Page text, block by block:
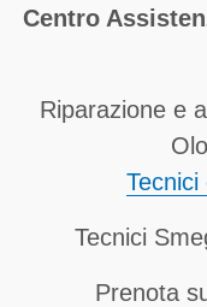
Centro
Riparazione e
Tecnici
Prenota